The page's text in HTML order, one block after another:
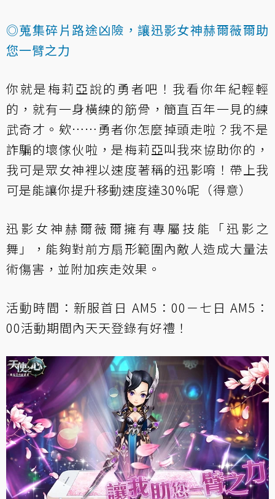
◎蒐集碎片路途凶險，讓迅影女神赫爾薇爾助
您一臂之力
你就是梅莉亞說的勇者吧！我看你年紀輕輕
的，就有一身橫練的筋骨，簡直百年一見的練
武奇才。欸……勇者你怎麼掉頭走啦？我不是
詐騙的壞傢伙啦，是梅莉亞叫我來協助你的，
我可是眾女神裡以速度著稱的迅影唷！帶上我
可是能讓你提升移動速度達30%呢（得意）
迅影女神赫爾薇爾擁有專屬技能「迅影之
舞」，能夠對前方扇形範圍內敵人造成大量法
術傷害，並附加疾走效果。
活動時間：新服首日 AM5：00－七日 AM5：
00活動期間內天天登錄有好禮！